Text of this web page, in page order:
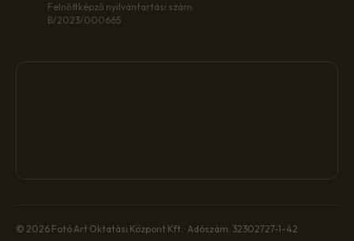
Felnőttképző nyilvántartási szám:
B/2023/000665
© 2026 Fotó Art Oktatási Központ Kft. · Adószám: 32302727-1-42